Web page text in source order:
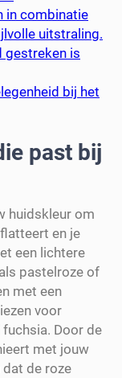
in combinatie
uitstraling.
gestreken is
bij het
past bij
huidskleur om
en je
een lichtere
pastelroze of
met een
voor
Door de
met jouw
de roze